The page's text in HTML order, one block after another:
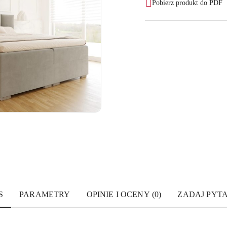
Pobierz produkt do PDF
PARAMETRY OPINIE I OCENY (0) ZADAJ